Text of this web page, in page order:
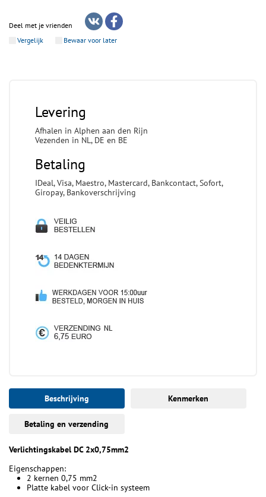
Deel met je vrienden
Vergelijk
Bewaar voor later
Levering
Afhalen in Alphen aan den Rijn
Vezenden in NL, DE en BE
Betaling
IDeal, Visa, Maestro, Mastercard, Bankcontact, Sofort,
Giropay, Bankoverschrijving
Beschrijving Kenmerken
Betaling en verzending
Verlichtingskabel DC 2x0,75mm2
Eigenschappen:
2 kernen 0,75 mm2
Platte kabel voor Click-in systeem